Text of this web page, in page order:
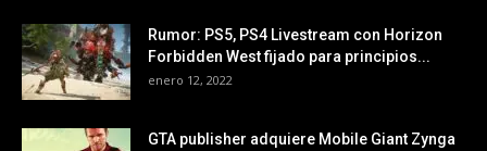
Rumor: PS5, PS4 Livestream con Horizon
Forbidden West fijado para principios...
enero 12, 2022
GTA publisher adquiere Mobile Giant Zynga